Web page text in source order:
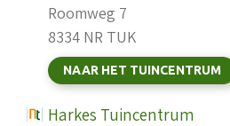
Roomweg 7
8334 NR TUK
NAAR HET TUINCENTRUM
Harkes Tuincentrum